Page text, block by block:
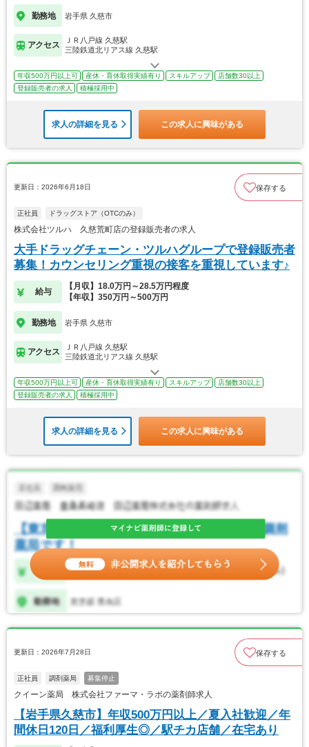
勤務地 岩手県 久慈市
アクセス
ＪＲ八戸線 久慈駅
三陸鉄道北リアス線 久慈駅
年収500万円以上可 産休・育休取得実績有り スキルアップ
店舗数30以上
登録販売者の求人
積極採用中
求人の詳細を見る この求人に興味がある
更新日：2026年6月18日 保存する
正社員 ドラッグストア（OTCのみ）
株式会社ツルハ 久慈荒町店の登録販売者の求人
大手ドラッグチェーン・ツルハグループで登録販売者
募集！カウンセリング重視の接客を重視しています♪
給与
【月収】18.0万円～28.5万円程度
【年収】350万円～500万円
勤務地 岩手県 久慈市
アクセス
ＪＲ八戸線 久慈駅
三陸鉄道北リアス線 久慈駅
年収500万円以上可 産休・育休取得実績有り スキルアップ
店舗数30以上
登録販売者の求人
積極採用中
求人の詳細を見る この求人に興味がある
更新日：2026年7月28日 保存する
正社員 調剤薬局 募集停止
クイーン薬局 株式会社ファーマ・ラボの薬剤師求人
【岩手県久慈市】年収500万円以上／夏入社歓迎／年
間休日120日／福利厚生◎／駅チカ店舗／在宅あり